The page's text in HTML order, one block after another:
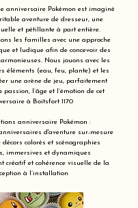
anniversaire Pokémon est imaginé
aventure de dresseur, une
et pétillante à part entière.
les familles avec une approche
et ludique afin de concevoir des
Nous jouons avec les
éléments (eau, feu, plante) et les
une arène de jeu, parfaitement
passion, l’âge et l’émotion de cet
à Boitsfort 1170
anniversaire Pokémon :
d'aventure sur-mesure
décors colorés et scénographies
immersives et dynamiques
créatif et cohérence visuelle de la
à l’installation